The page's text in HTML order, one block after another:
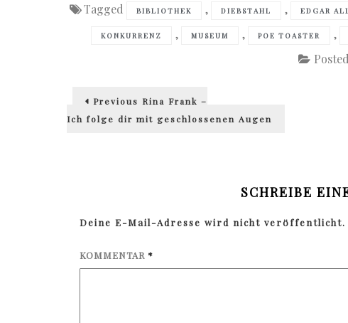
Tagged BIBLIOTHEK , DIEBSTAHL , EDGAR
KONKURRENZ , MUSEUM , POE TOASTER ,
Beitragsnavigation
Previous Previous
Rina Frank –
Ich folge dir mit geschlossenen Augen
SCHREIBE
Deine E-Mail-Adresse wird nicht veröffentlicht.
KOMMENTAR *